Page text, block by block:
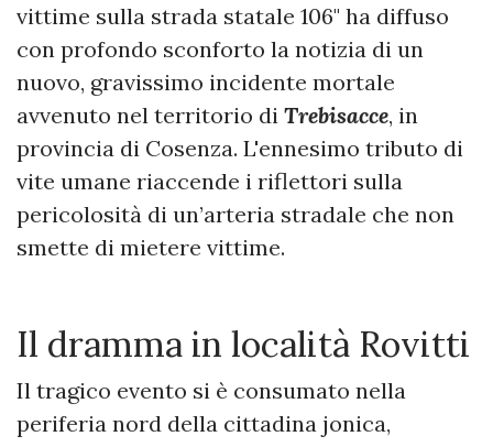
vittime sulla strada statale 106" ha diffuso
con profondo sconforto la notizia di un
nuovo, gravissimo incidente mortale
avvenuto nel territorio di Trebisacce, in
provincia di Cosenza. L'ennesimo tributo di
vite umane riaccende i riflettori sulla
pericolosità di un’arteria stradale che non
smette di mietere vittime.
​Il dramma in località Rovitti
Il tragico evento si è consumato nella
periferia nord della cittadina jonica,